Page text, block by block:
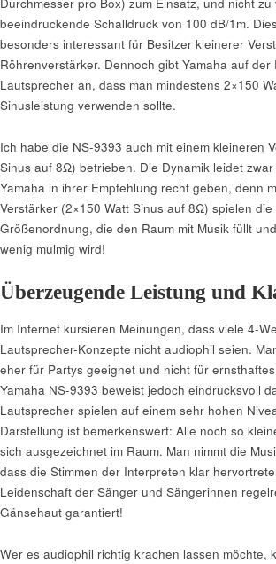
beeindruckende Schalldruck von 100 dB/1m.
besonders interessant für Besitzer kleinerer
Röhrenverstärker. Dennoch gibt Yamaha auf der
Lautsprecher an, dass man mindestens 2×150
Sinusleistung verwenden sollte.
Ich habe die NS-9393 auch mit einem kleineren
Sinus auf 8Ω) betrieben. Die Dynamik leidet
Yamaha in ihrer Empfehlung recht geben, denn
Verstärker (2×150 Watt Sinus auf 8Ω) spielen
Größenordnung, die den Raum mit Musik füllt
wenig mulmig wird!
Überzeugende Leistung und
Im Internet kursieren Meinungen, dass viele 4-
Lautsprecher-Konzepte nicht audiophil seien.
eher für Partys geeignet und nicht für
Yamaha NS-9393 beweist jedoch eindrucksvoll
Lautsprecher spielen auf einem sehr hohen
Darstellung ist bemerkenswert: Alle noch so
sich ausgezeichnet im Raum. Man nimmt die
dass die Stimmen der Interpreten klar
Leidenschaft der Sänger und Sängerinnen
Gänsehaut garantiert!
Wer es audiophil richtig krachen lassen möchte,